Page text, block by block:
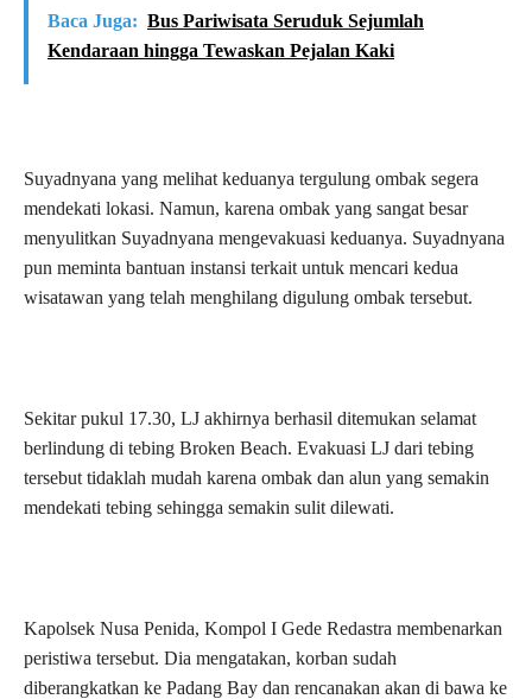
Baca Juga: Bus Pariwisata Seruduk Sejumlah
Kendaraan hingga Tewaskan Pejalan Kaki
Suyadnyana yang melihat keduanya tergulung ombak segera
mendekati lokasi. Namun, karena ombak yang sangat besar
menyulitkan Suyadnyana mengevakuasi keduanya. Suyadnyana
pun meminta bantuan instansi terkait untuk mencari kedua
wisatawan yang telah menghilang digulung ombak tersebut.
Sekitar pukul 17.30, LJ akhirnya berhasil ditemukan selamat
berlindung di tebing Broken Beach. Evakuasi LJ dari tebing
tersebut tidaklah mudah karena ombak dan alun yang semakin
mendekati tebing sehingga semakin sulit dilewati.
Kapolsek Nusa Penida, Kompol I Gede Redastra membenarkan
peristiwa tersebut. Dia mengatakan, korban sudah
diberangkatkan ke Padang Bay dan rencanakan akan di bawa ke